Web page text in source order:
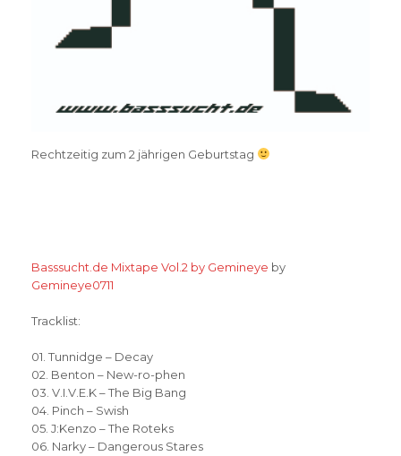
Rechtzeitig zum 2 jährigen Geburtstag
Basssucht.de Mixtape Vol.2 by Gemineye by
Gemineye0711
Tracklist:
01. Tunnidge – Decay
02. Benton – New-ro-phen
03. V.I.V.E.K – The Big Bang
04. Pinch – Swish
05. J:Kenzo – The Roteks
06. Narky – Dangerous Stares